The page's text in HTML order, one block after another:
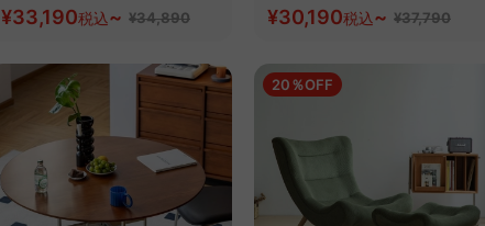
ェア【高級天然ツゲ材】
¥33,190税込~ ¥34,890
グテーブル【高級天然ツゲ
¥30,190税込~ ¥37,790
20％OFF